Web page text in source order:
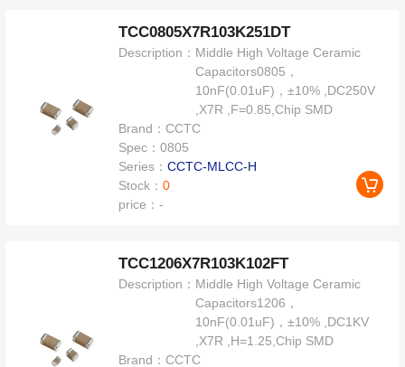
TCC0805X7R103K251DT
Description： Middle High Voltage Ceramic
Capacitors0805，
10nF(0.01uF)，±10% ,DC250V
,X7R ,F=0.85,Chip SMD
Brand：CCTC
Spec：0805
Series：CCTC-MLCC-H
Stock：0
price：-
TCC1206X7R103K102FT
Description： Middle High Voltage Ceramic
Capacitors1206，
10nF(0.01uF)，±10% ,DC1KV
,X7R ,H=1.25,Chip SMD
Brand：CCTC